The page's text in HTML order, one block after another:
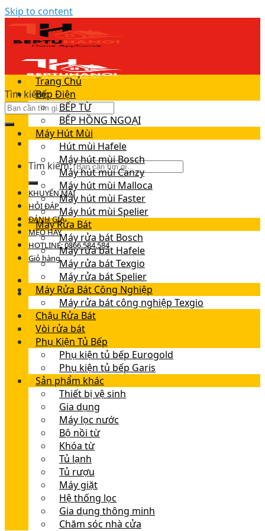
Skip to content
Tìm kiếm:
Tìm kiếm:
KHUYẾN MÃI
HỎI ĐÁP
ĐÁNH GIÁ
MẸO HAY
HOTLINE: 0866.584.584
Giỏ hàng
Trang Chủ
Bếp Điện
BẾP TỪ
BẾP HỒNG NGOẠI
Máy Hút Mùi
Hút mùi Hafele
Máy hút mùi Bosch
Máy hút mùi Canzy
Máy hút mùi Malloca
Máy hút mùi Faster
Máy hút mùi Spelier
Máy Rửa Bát
Máy rửa bát Bosch
Máy rửa bát Hafele
Máy rửa bát Texgio
Máy rửa bát Spelier
Máy Rửa Bát Công Nghiệp
Máy rửa bát công nghiệp Texgio
Chậu Rửa Bát
Vòi rửa bát
Phụ Kiện Tủ Bếp
Phụ kiện tủ bếp Eurogold
Phụ kiện tủ bếp Garis
Sản phẩm khác
Thiết bị vệ sinh
Gia dụng
Máy lọc nước
Bộ nồi từ
Khóa từ
Tủ lạnh
Tủ rượu
Máy giặt
Hệ thống lọc
Gia dụng thông minh
Chăm sóc nhà cửa